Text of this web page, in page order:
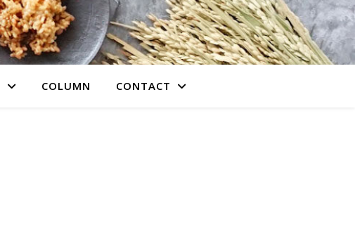
COLUMN CONTACT